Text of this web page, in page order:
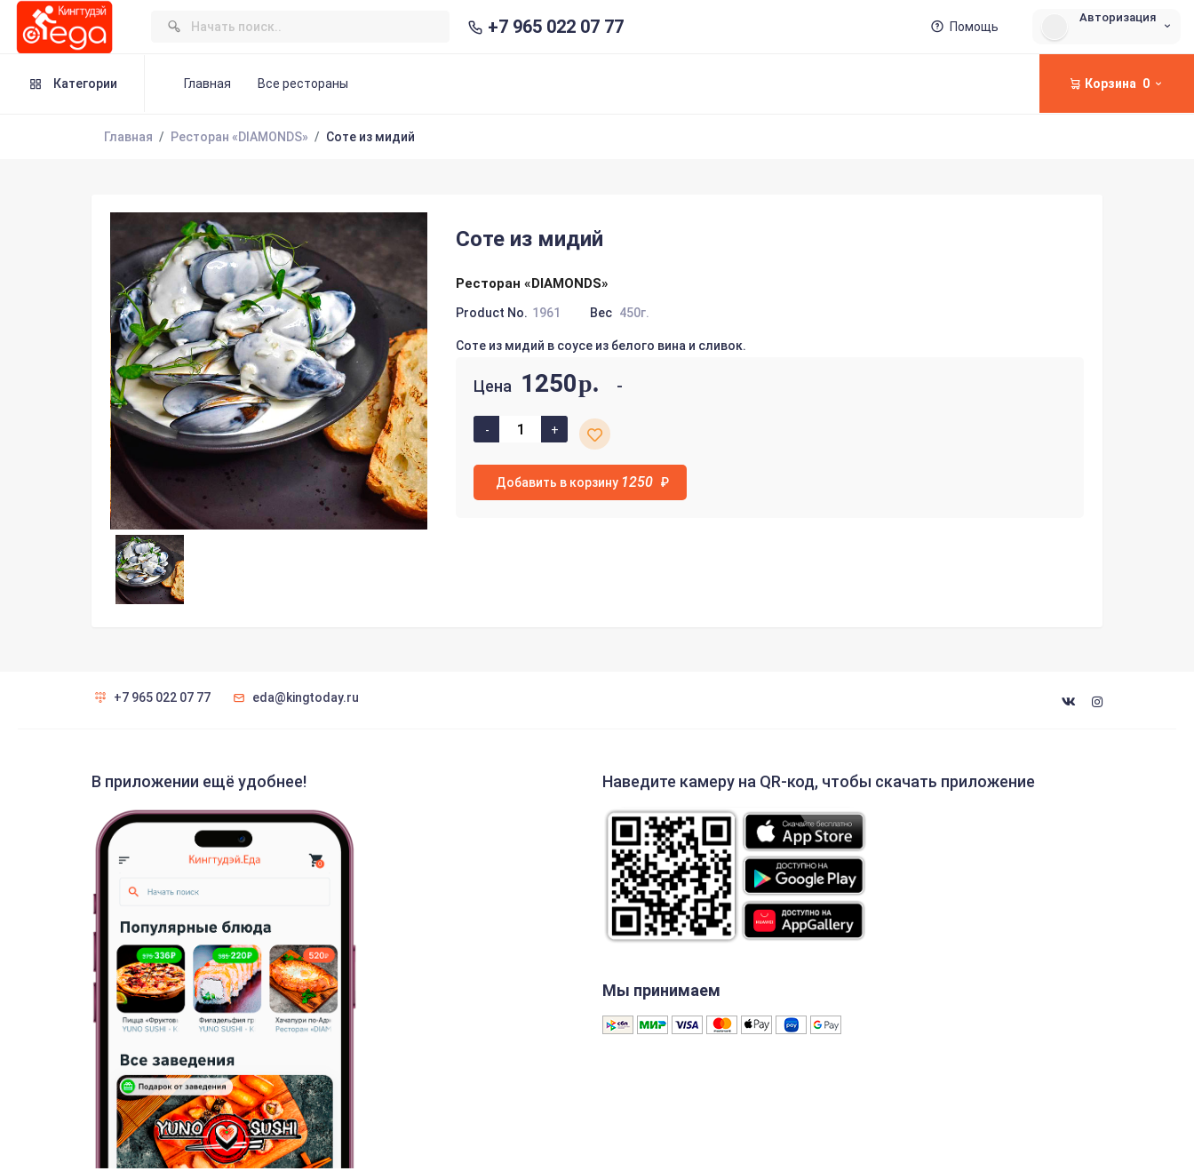
+7 965 022 07 77 Помощь
Авторизация
Категории Главная Все рестораны Корзина 0
Главная Ресторан «DIAMONDS» Соте из мидий
Соте из мидий
Ресторан «DIAMONDS»
Product No. 1961 Вес 450г.
Соте из мидий в соусе из белого вина и сливок.
Цена 1250р.
Добавить в корзину 1250 ₽
+7 965 022 07 77 eda@kingtoday.ru
В приложении ещё удобнее! Наведите камеру на QR-код, чтобы скачать приложение
Мы принимаем